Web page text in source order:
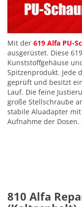
Mit der 619 Alfa PU-
ausgerüstet. Diese
Kunststoffgehäuse
Spitzenprodukt. Jede
geprüft und besitzt
Lauf. Die feine
große Stellschraube
stabile Aluadapter mit
Aufnahme der Dosen.
810 Alfa